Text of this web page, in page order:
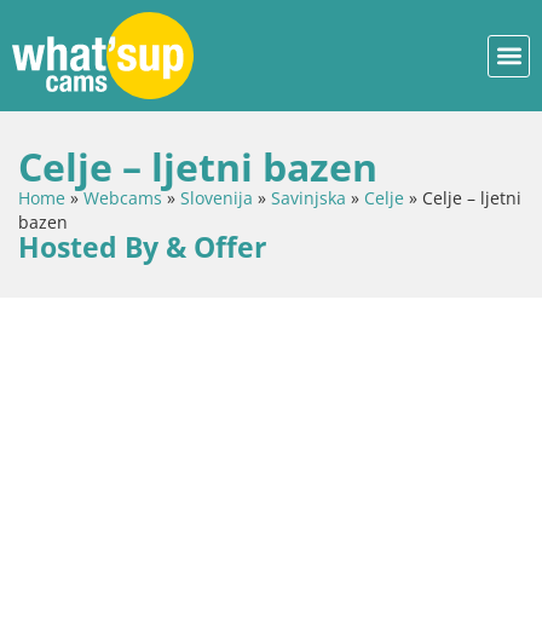
Celje – ljetni bazen
Home »Webcams» Slovenija » Savinjska » Celje » Celje – ljetni
bazen
Hosted By & Offer